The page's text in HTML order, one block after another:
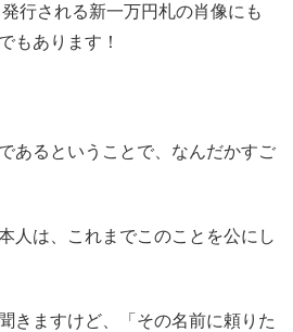
行される新一万円札の肖像にも
もあります！
あるということで、なんだかすご
人は、これまでこのことを公にし
きますけど、「その名前に頼りた